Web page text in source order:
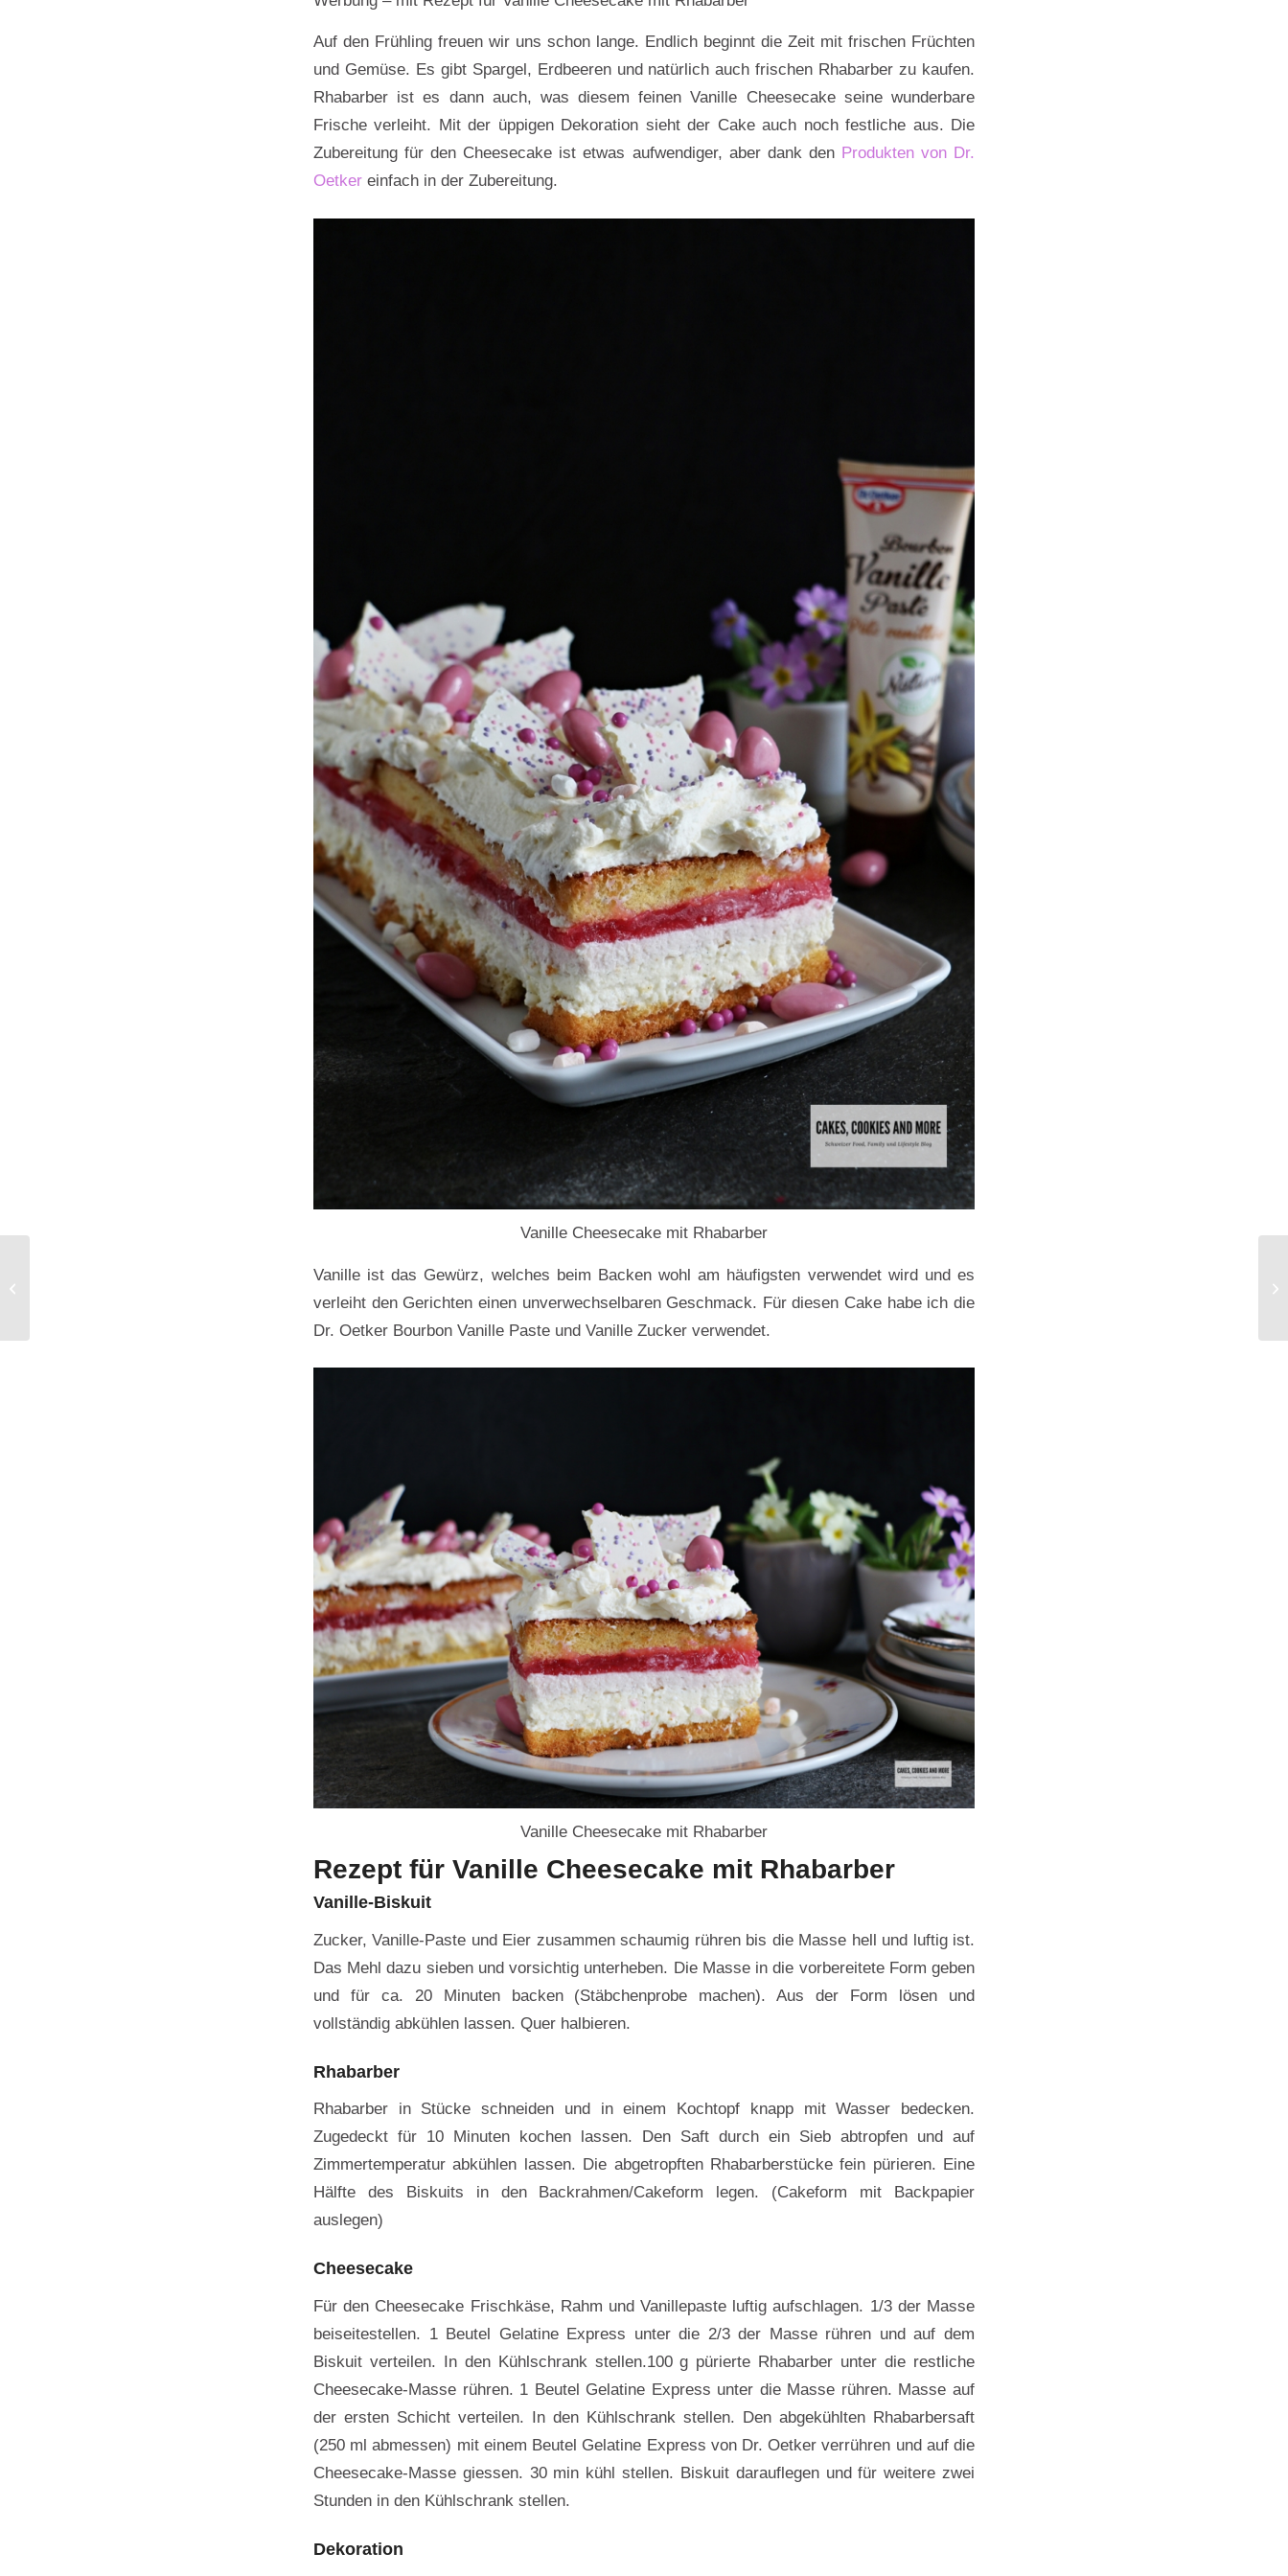
Auf den Frühling freuen wir uns schon lange. Endlich beginnt die Zeit mit frischen Früchten
und Gemüse. Es gibt Spargel, Erdbeeren und natürlich auch frischen Rhabarber zu kaufen.
Rhabarber ist es dann auch, was diesem feinen Vanille Cheesecake seine wunderbare
Frische verleiht. Mit der üppigen Dekoration sieht der Cake auch noch festliche aus. Die
Zubereitung für den Cheesecake ist etwas aufwendiger, aber dank den Produkten von Dr.
Oetker einfach in der Zubereitung.
Vanille Cheesecake mit Rhabarber
Vanille ist das Gewürz, welches beim Backen wohl am häufigsten verwendet wird und es
verleiht den Gerichten einen unverwechselbaren Geschmack. Für diesen Cake habe ich die
Dr. Oetker Bourbon Vanille Paste und Vanille Zucker verwendet.
Vanille Cheesecake mit Rhabarber
Rezept für Vanille Cheesecake mit Rhabarber
Vanille-Biskuit
Zucker, Vanille-Paste und Eier zusammen schaumig rühren bis die Masse hell und luftig ist.
Das Mehl dazu sieben und vorsichtig unterheben. Die Masse in die vorbereitete Form geben
und für ca. 20 Minuten backen (Stäbchenprobe machen). Aus der Form lösen und
vollständig abkühlen lassen. Quer halbieren.
Rhabarber
Rhabarber in Stücke schneiden und in einem Kochtopf knapp mit Wasser bedecken.
Zugedeckt für 10 Minuten kochen lassen. Den Saft durch ein Sieb abtropfen und auf
Zimmertemperatur abkühlen lassen. Die abgetropften Rhabarberstücke fein pürieren. Eine
Hälfte des Biskuits in den Backrahmen/Cakeform legen. (Cakeform mit Backpapier
auslegen)
Cheesecake
Für den Cheesecake Frischkäse, Rahm und Vanillepaste luftig aufschlagen. 1/3 der Masse
beiseitestellen. 1 Beutel Gelatine Express unter die 2/3 der Masse rühren und auf dem
Biskuit verteilen. In den Kühlschrank stellen.100 g pürierte Rhabarber unter die restliche
Cheesecake-Masse rühren. 1 Beutel Gelatine Express unter die Masse rühren. Masse auf
der ersten Schicht verteilen. In den Kühlschrank stellen. Den abgekühlten Rhabarbersaft
(250 ml abmessen) mit einem Beutel Gelatine Express von Dr. Oetker verrühren und auf die
Cheesecake-Masse giessen. 30 min kühl stellen. Biskuit darauflegen und für weitere zwei
Stunden in den Kühlschrank stellen.
Dekoration